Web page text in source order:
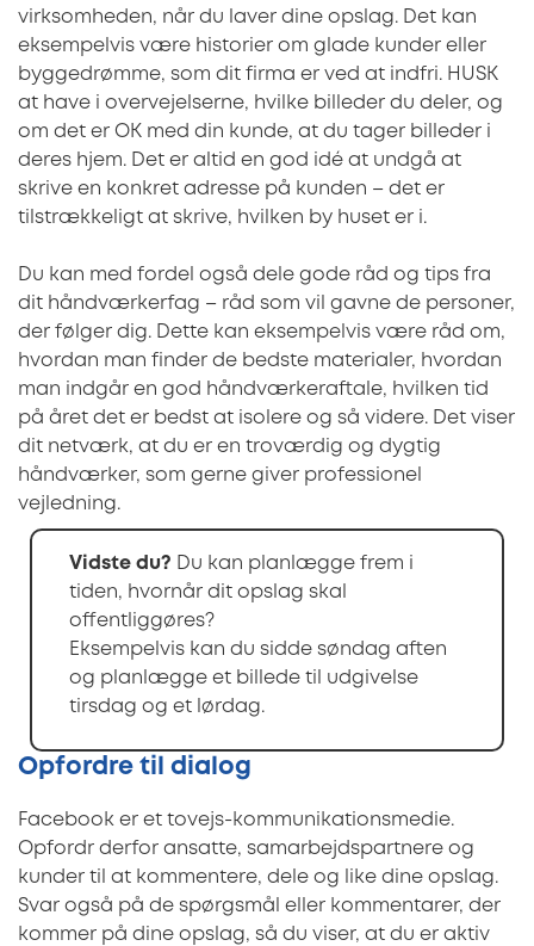
virksomheden, når du laver dine opslag. Det kan
eksempelvis være historier om glade kunder eller
byggedrømme, som dit firma er ved at indfri. HUSK
at have i overvejelserne, hvilke billeder du deler, og
om det er OK med din kunde, at du tager billeder i
deres hjem. Det er altid en god idé at undgå at
skrive en konkret adresse på kunden – det er
tilstrækkeligt at skrive, hvilken by huset er i.
Du kan med fordel også dele gode råd og tips fra
dit håndværkerfag – råd som vil gavne de personer,
der følger dig. Dette kan eksempelvis være råd om,
hvordan man finder de bedste materialer, hvordan
man indgår en god håndværkeraftale, hvilken tid
på året det er bedst at isolere og så videre. Det viser
dit netværk, at du er en troværdig og dygtig
håndværker, som gerne giver professionel
vejledning.
Vidste du?
Du kan planlægge frem i
tiden, hvornår dit opslag skal
offentliggøres?
Eksempelvis kan du sidde søndag aften
og planlægge et billede til udgivelse
tirsdag og et lørdag.
Opfordre til dialog
Facebook er et tovejs-kommunikationsmedie.
Opfordr derfor ansatte, samarbejdspartnere og
kunder til at kommentere, dele og like dine opslag.
Svar også på de spørgsmål eller kommentarer, der
kommer på dine opslag, så du viser, at du er aktiv